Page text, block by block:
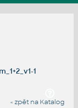
1
« zpět na Katalog